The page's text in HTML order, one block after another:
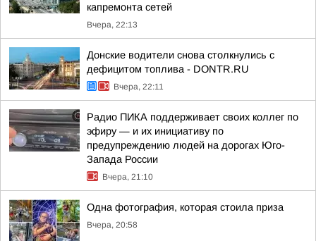
капремонта сетей
Вчера, 22:13
Донские водители снова столкнулись с
дефицитом топлива - DONTR.RU
Вчера, 22:11
Радио ПИКА поддерживает своих коллег по
эфиру — и их инициативу по
предупреждению людей на дорогах Юго-
Запада России
Вчера, 21:10
Одна фотография, которая стоила приза
Вчера, 20:58